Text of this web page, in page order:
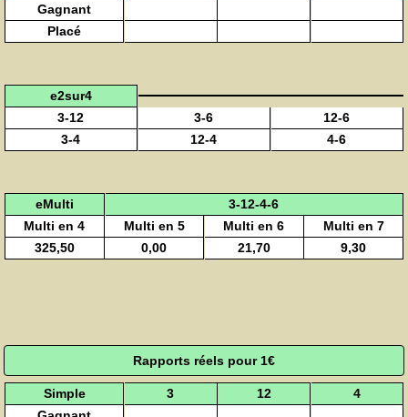
Gagnant
Placé
e2sur4
3-12
3-6
12-6
3-4
12-4 4-6
eMulti
3-12-4-6
Multi en 4
Multi en 5 Multi en 6
Multi en 7
325,50
0,00 21,70 9,30
Rapports réels pour 1€
Simple 3 12
4